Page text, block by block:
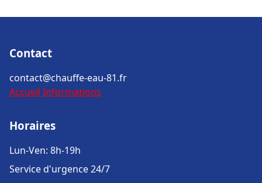
Contact
contact@chauffe-eau-81.fr
Accueil Informations
Horaires
Lun-Ven: 8h-19h
Service d'urgence 24/7